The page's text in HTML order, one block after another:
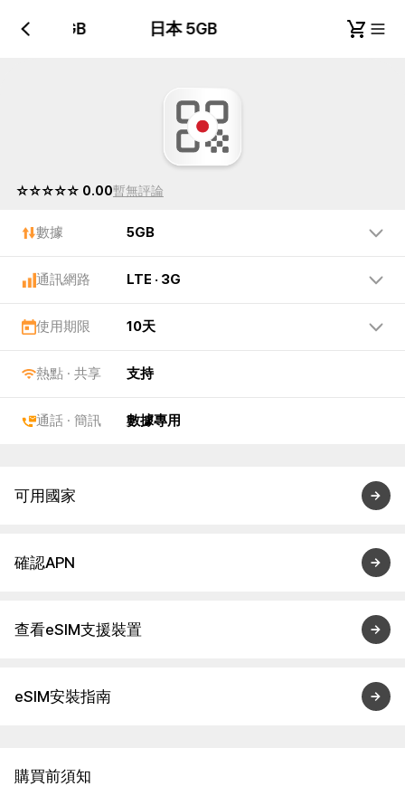
日本 5GB 日本 5GB
☆☆☆☆☆ 0.00暫無評論
數據 5GB
通訊網路 LTE · 3G
使用期限 10天
熱點 · 共享 支持
通話 · 簡訊 數據專用
可用國家
確認APN
查看eSIM支援裝置
eSIM安裝指南
購買前須知